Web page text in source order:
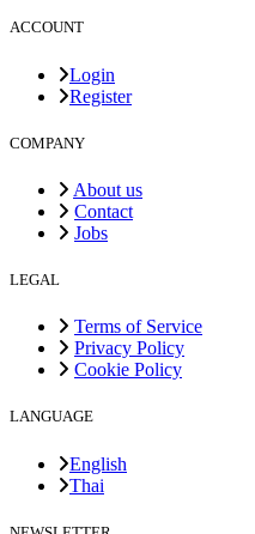
ACCOUNT
Login
Register
COMPANY
About us
Contact
Jobs
LEGAL
Terms of Service
Privacy Policy
Cookie Policy
LANGUAGE
English
Thai